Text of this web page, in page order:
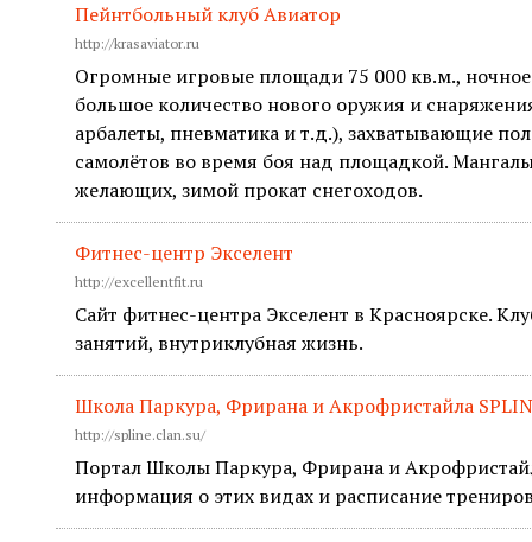
Пейнтбольный клуб Авиатор
http://krasaviator.ru
Огромные игровые площади 75 000 кв.м.,
большое количество нового оружия и
арбалеты, пневматика и т.д.), захватывающие
самолётов во время боя над площадкой.
желающих, зимой прокат снегоходов.
Фитнес-центр Экселент
http://excellentfit.ru
Сайт фитнес-центра Экселент в Красноярске.
занятий, внутриклубная жизнь.
Школа Паркура, Фрирана и Акрофристайла
http://spline.clan.su/
Портал Школы Паркура, Фрирана и
информация о этих видах и расписание